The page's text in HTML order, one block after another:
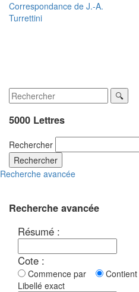
Correspondance de J.-A.
Turrettini
5000 Lettres
Rechercher
Rechercher
Recherche avancée
Recherche avancée
Résumé :
Cote :
Commence par Contient
Libellé exact